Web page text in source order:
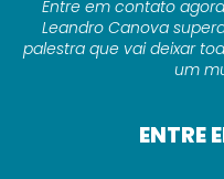
Entre em contato
Leandro Canova
palestra que vai deixar
um
ENTRE